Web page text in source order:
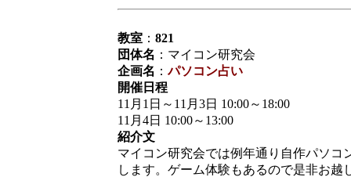
教室 ： 821
団体名 ：マイコン研究会
企画名 ：パソコン占い
開催日程
11月1日～11月3日 10:00～18:00
11月4日 10:00～13:00
紹介文
マイコン研究会では例年通り自作パソコ
します。ゲーム体験もあるので是非お越